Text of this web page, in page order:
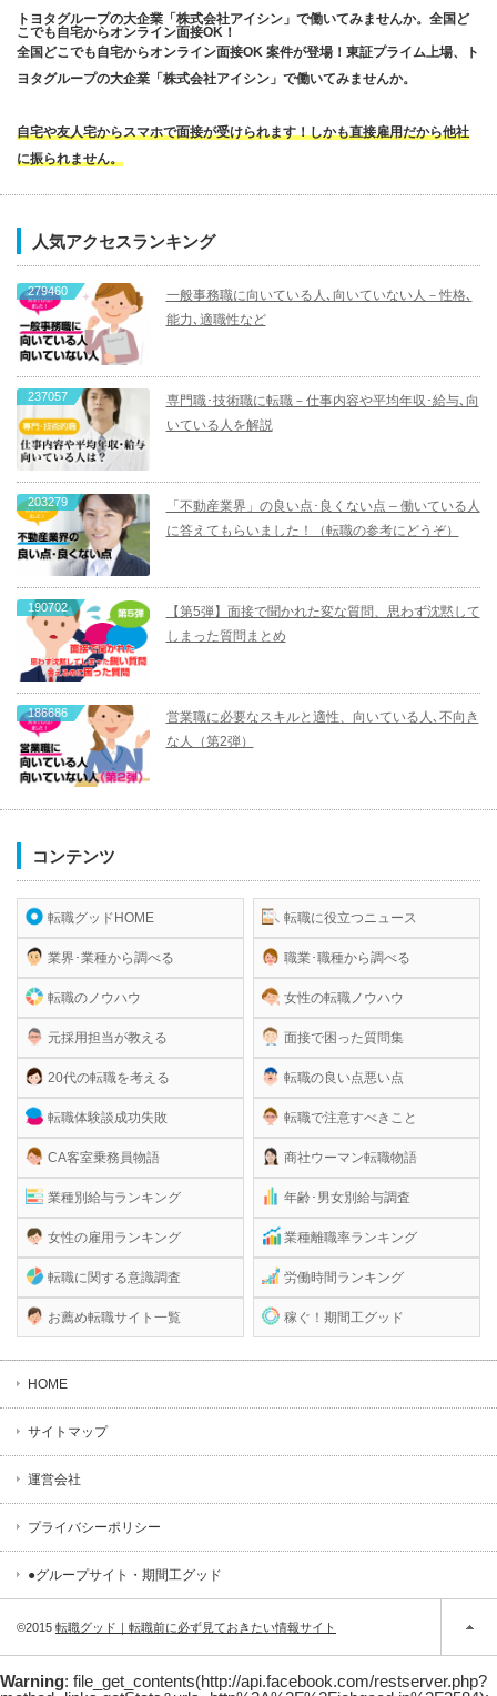
トヨタグループの大企業「株式会社アイシン」で働いてみませんか。全国ど
こでも自宅からオンライン面接OK！
全国どこでも自宅からオンライン面接OK 案件が登場！東証プライム上場、ト
ヨタグループの大企業「株式会社アイシン」で働いてみませんか。
自宅や友人宅からスマホで面接が受けられます！しかも直接雇用だから他社
に振られません。
人気アクセスランキング
279460
一般事務職に向いている人､向いていない人－性格､
能力､適職性など
237057
専門職･技術職に転職－仕事内容や平均年収･給与､向
いている人を解説
203279
「不動産業界」の良い点･良くない点 – 働いている人
に答えてもらいました！（転職の参考にどうぞ）
190702
【第5弾】面接で聞かれた変な質問、思わず沈黙して
しまった質問まとめ
186686
営業職に必要なスキルと適性、向いている人､不向き
な人（第2弾）
コンテンツ
転職グッドHOME
業界･業種から調べる
転職のノウハウ
元採用担当が教える
20代の転職を考える
転職体験談成功失敗
CA客室乗務員物語
業種別給与ランキング
女性の雇用ランキング
転職に関する意識調査
お薦め転職サイト一覧
転職に役立つニュース
職業･職種から調べる
女性の転職ノウハウ
面接で困った質問集
転職の良い点悪い点
転職で注意すべきこと
商社ウーマン転職物語
年齢･男女別給与調査
業種離職率ランキング
労働時間ランキング
稼ぐ！期間工グッド
HOME
サイトマップ
運営会社
プライバシーポリシー
●グループサイト・期間工グッド
©2015 転職グッド｜転職前に必ず見ておきたい情報サイト
Warning: file_get_contents(http://api.facebook.com/restserver.php?